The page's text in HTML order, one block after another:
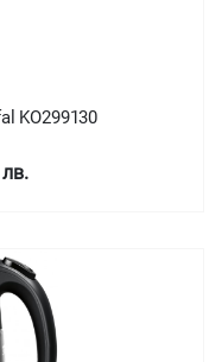
KO299130